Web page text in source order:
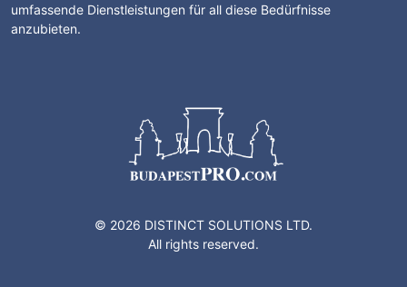
umfassende Dienstleistungen für all diese Bedürfnisse
anzubieten.
© 2026 DISTINCT SOLUTIONS LTD.
All rights reserved.